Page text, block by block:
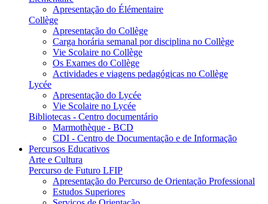
Apresentação do Élémentaire
Collège
Apresentação do Collège
Carga horária semanal por disciplina no Collège
Vie Scolaire no Collège
Os Exames do Collège
Actividades e viagens pedagógicas no Collège
Lycée
Apresentação do Lycée
Vie Scolaire no Lycée
Bibliotecas - Centro documentário
Marmothèque - BCD
CDI - Centro de Documentação e de Informação
Percursos Educativos
Arte e Cultura
Percurso de Futuro LFIP
Apresentação do Percurso de Orientação Professional
Estudos Superiores